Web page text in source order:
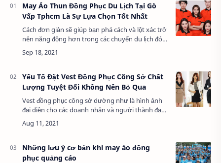
May Áo Thun Đồng Phục Du Lịch Tại Gò
Vấp Tphcm Là Sự Lựa Chọn Tốt Nhất
Cách đơn giản sẽ giúp bạn phá cách và lột xác trở
nên năng động hơn trong các chuyến du lịch đó
là thay đổi trang phục bạn mặc. Đặc biệt là một
chiếc áo thun đồng phục du lịch…
Yếu Tố Đặt Vest Đồng Phục Công Sở Chất
Lượng Tuyệt Đối Không Nên Bỏ Qua
Vest đồng phục công sở dường như là hình ảnh
đại diện cho các doanh nhân và người thành đạt
trong Xã hội hoặc được dùng trong những dịp sự
kiện trọng đại như đám cưới, đám hỏi,…&nb…
Những lưu ý cơ bản khi may áo đồng
phục quảng cáo